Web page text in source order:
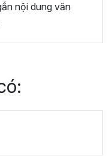
nội dung văn